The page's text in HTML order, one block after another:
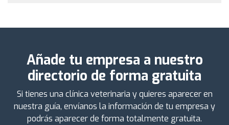
Añade tu empresa a nuestro
directorio de forma gratuita
Si tienes una clínica veterinaria y quieres aparecer en
nuestra guía, envíanos la información de tu empresa y
podrás aparecer de forma totalmente gratuita.